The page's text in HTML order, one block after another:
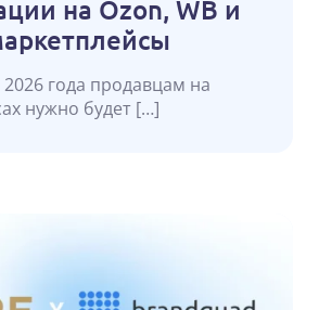
на Ozon, WB и
года продавцам на
нужно будет […]